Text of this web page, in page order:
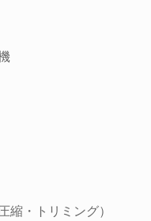
縮・トリミング）